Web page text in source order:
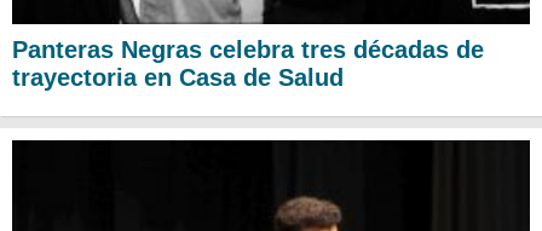
Panteras Negras celebra tres décadas de
trayectoria en Casa de Salud